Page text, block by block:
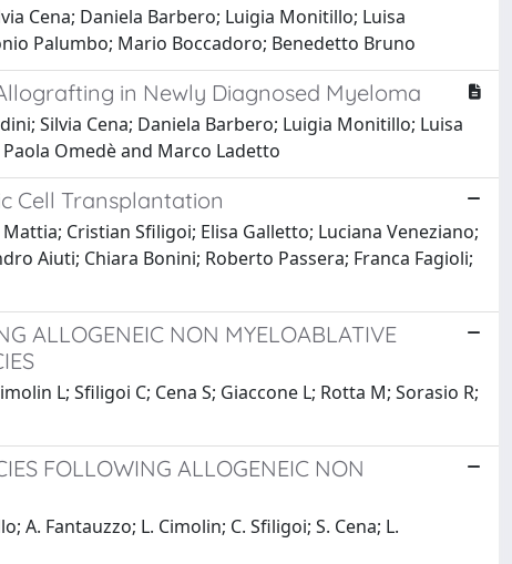
Cena; Daniela Barbero; Luigia Monitillo; Luisa
Palumbo; Mario Boccadoro; Benedetto Bruno
in Newly Diagnosed Myeloma
Silvia Cena; Daniela Barbero; Luigia Monitillo; Luisa
Omedè and Marco Ladetto
Cell Transplantation
Cristian Sfiligoi; Elisa Galletto; Luciana Veneziano;
Aiuti; Chiara Bonini; Roberto Passera; Franca Fagioli;
ALLOGENEIC NON MYELOABLATIVE
L; Sfiligoi C; Cena S; Giaccone L; Rotta M; Sorasio R;
FOLLOWING ALLOGENEIC NON
A. Fantauzzo; L. Cimolin; C. Sfiligoi; S. Cena; L.